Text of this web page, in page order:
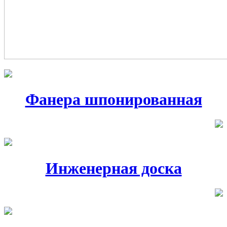
Фанера шпонированная
Инженерная доска